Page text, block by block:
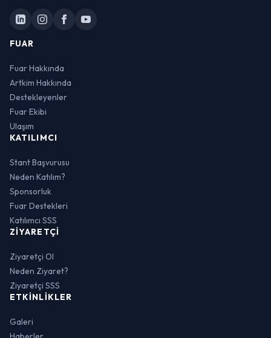
FUAR
Fuar Hakkında
Artkim Hakkında
Destekleyenler
Fuar Ekibi
Ulaşım
KATILIMCI
Stant Başvurusu
Neden Katılım?
Sponsorluk
Fuar Destekleri
Katılımcı SSS
ZIYARETÇI
Ziyaretçi Ol
Neden Ziyaret?
Ziyaretçi SSS
ETKINLIKLER
Galeri